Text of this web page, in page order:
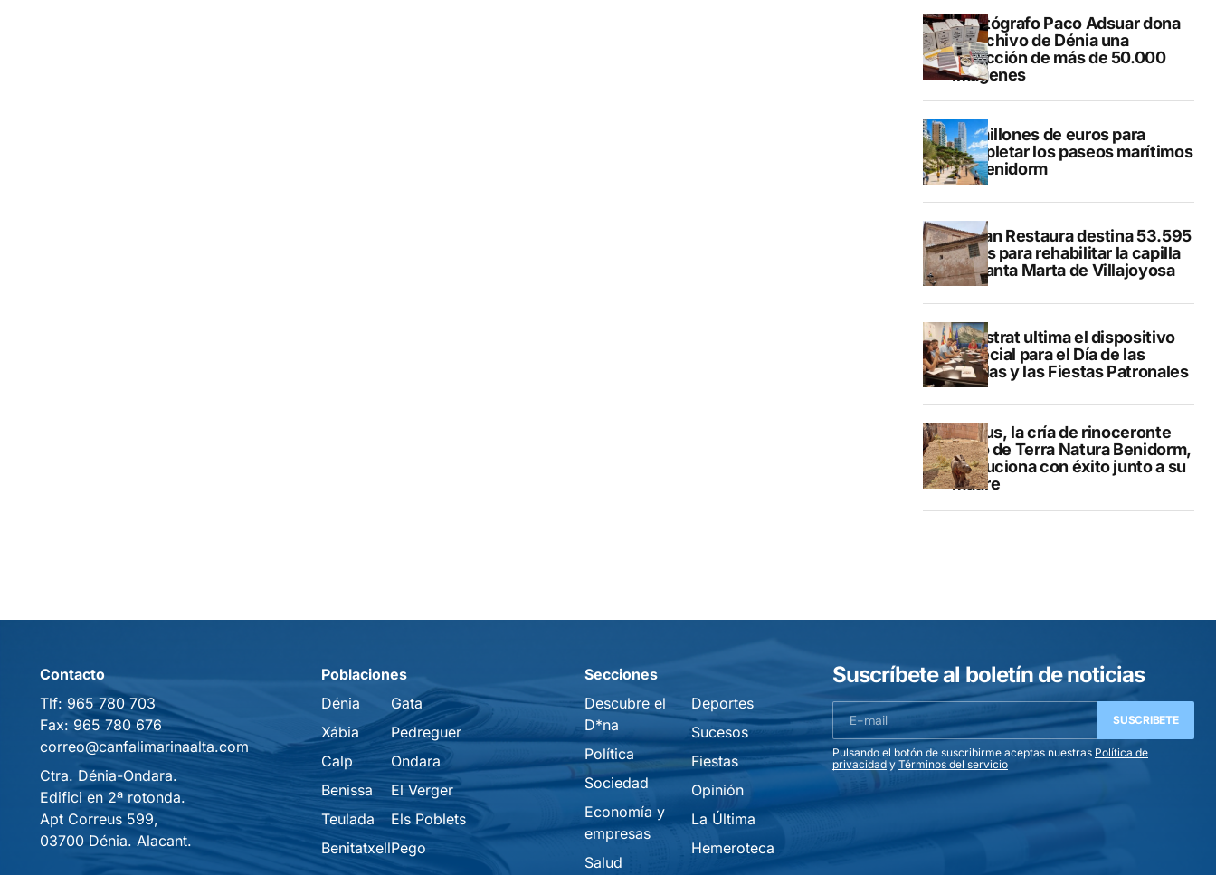
El fotógrafo Paco Adsuar dona
al Archivo de Dénia una
colección de más de 50.000
imágenes
50 millones de euros para
completar los paseos marítimos
de Benidorm
El Plan Restaura destina 53.595
euros para rehabilitar la capilla
de Santa Marta de Villajoyosa
Finestrat ultima el dispositivo
especial para el Día de las
Paellas y las Fiestas Patronales
Brutus, la cría de rinoceronte
indio de Terra Natura Benidorm,
evoluciona con éxito junto a su
madre
Contacto
Tlf: 965 780 703
Fax: 965 780 676
correo@canfalimarinaalta.com
Ctra. Dénia-Ondara.
Edifici en 2ª rotonda.
Apt Correus 599,
03700 Dénia. Alacant.
Poblaciones
Dénia
Xábia
Calp
Benissa
Teulada
Benitatxell
Gata
Pedreguer
Ondara
El Verger
Els Poblets
Pego
Secciones
Descubre el
D*na
Política
Sociedad
Economía y
empresas
Salud
Deportes
Sucesos
Fiestas
Opinión
La Última
Hemeroteca
Suscríbete al boletín de noticias
SUSCRIBETE
Pulsando el botón de suscribirme aceptas nuestras Política de
privacidad y Términos del servicio